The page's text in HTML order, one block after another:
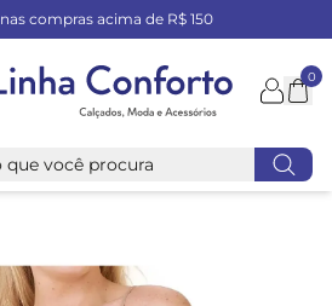
nas compras acima de R$ 150
0